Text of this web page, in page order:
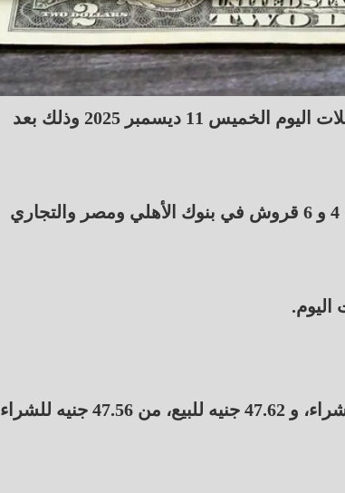
عاود الدولار الأمريكي تراجعه أمام الجنيه المصري خلال تعاملات اليوم الخميس 11 ديسمبر 2025 وذلك بعد
وانخفض سعر الدولار مقابل الجنيه المصري بقيمة تراوحت بين 4 و 6 قروش في بنوك الأهلي ومصر والتجاري
تراجع سعر الدولار في البنك الأهلي المصري إلى 47.52 جنيه للشراء، و 47.62 جنيه للبيع، من 47.56 جنيه للشراء